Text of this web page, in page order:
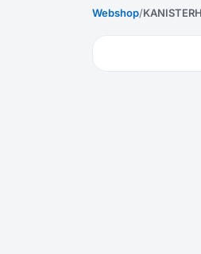
Webshop/